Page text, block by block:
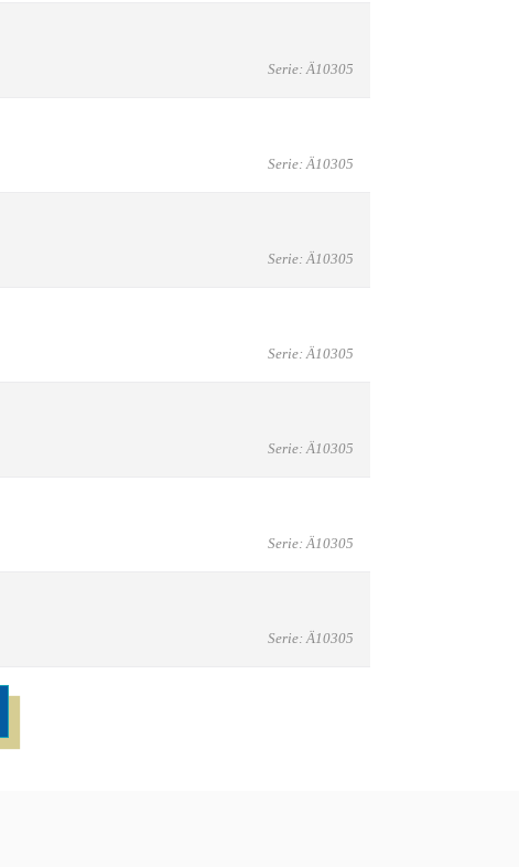
Serie: Ä10305
Serie: Ä10305
Serie: Ä10305
Serie: Ä10305
Serie: Ä10305
Serie: Ä10305
Serie: Ä10305